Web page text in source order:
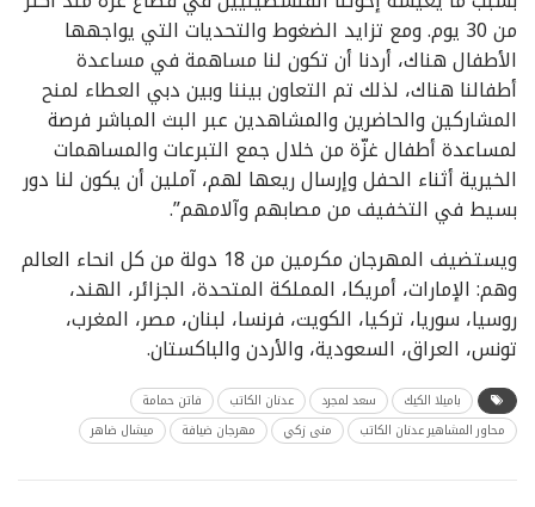
من 30 يوم. ومع تزايد الضغوط والتحديات التي يواجهها
الأطفال هناك، أردنا أن تكون لنا مساهمة في مساعدة
أطفالنا هناك، لذلك تم التعاون بيننا وبين دبي العطاء لمنح
المشاركين والحاضرين والمشاهدين عبر البث المباشر فرصة
لمساعدة أطفال غزّة من خلال جمع التبرعات والمساهمات
الخيرية أثناء الحفل وإرسال ريعها لهم، آملين أن يكون لنا دور
بسيط في التخفيف من مصابهم وآلامهم”.
ويستضيف المهرجان مكرمين من 18 دولة من كل انحاء العالم
وهم: الإمارات، أمريكا، المملكة المتحدة، الجزائر، الهند،
روسيا، سوريا، تركيا، الكويت، فرنسا، لبنان، مصر، المغرب،
تونس، العراق، السعودية، والأردن والباكستان.
باميلا الكيك سعد لمجرد عدنان الكاتب
فاتن حمامة
محاور المشاهير عدنان الكاتب
منى زكي مهرجان ضيافة ميشال ضاهر